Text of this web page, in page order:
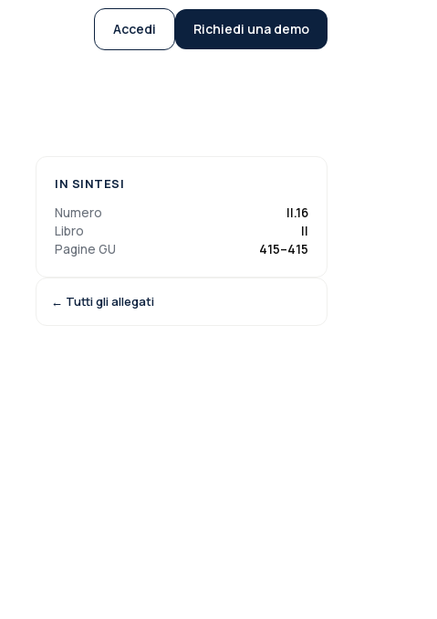
Accedi Richiedi una demo
IN SINTESI
Numero
II.16
Libro
II
Pagine GU
415–415
← Tutti gli allegati